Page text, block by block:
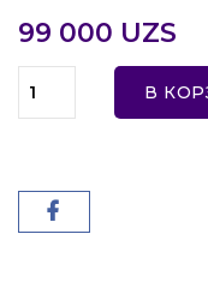
99 000 UZS
В